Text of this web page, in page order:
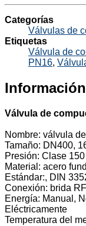
Categorías
Válvulas de
Etiquetas
Válvula de
PN16,
Válvula de
Nombre: válvula
Tamaño: DN400,
Presión: Clase
Material: acero
Estándar:, DIN
Conexión: brida
Energía: Manual,
Eléctricamente
Temperatura del